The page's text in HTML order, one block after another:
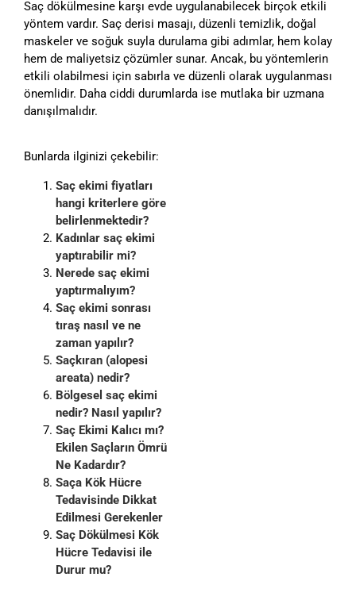
Saç dökülmesine karşı evde uygulanabilecek birçok etkili
yöntem vardır. Saç derisi masajı, düzenli temizlik, doğal
maskeler ve soğuk suyla durulama gibi adımlar, hem kolay
hem de maliyetsiz çözümler sunar. Ancak, bu yöntemlerin
etkili olabilmesi için sabırla ve düzenli olarak uygulanması
önemlidir. Daha ciddi durumlarda ise mutlaka bir uzmana
danışılmalıdır.
Bunlarda ilginizi çekebilir:
Saç ekimi fiyatları
hangi kriterlere göre
belirlenmektedir?
Kadınlar saç ekimi
yaptırabilir mi?
Nerede saç ekimi
yaptırmalıyım?
Saç ekimi sonrası
tıraş nasıl ve ne
zaman yapılır?
Saçkıran (alopesi
areata) nedir?
Bölgesel saç ekimi
nedir? Nasıl yapılır?
Saç Ekimi Kalıcı mı?
Ekilen Saçların Ömrü
Ne Kadardır?
Saça Kök Hücre
Tedavisinde Dikkat
Edilmesi Gerekenler
Saç Dökülmesi Kök
Hücre Tedavisi ile
Durur mu?